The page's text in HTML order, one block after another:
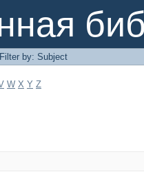
Filter by: Subject
W X Y Z